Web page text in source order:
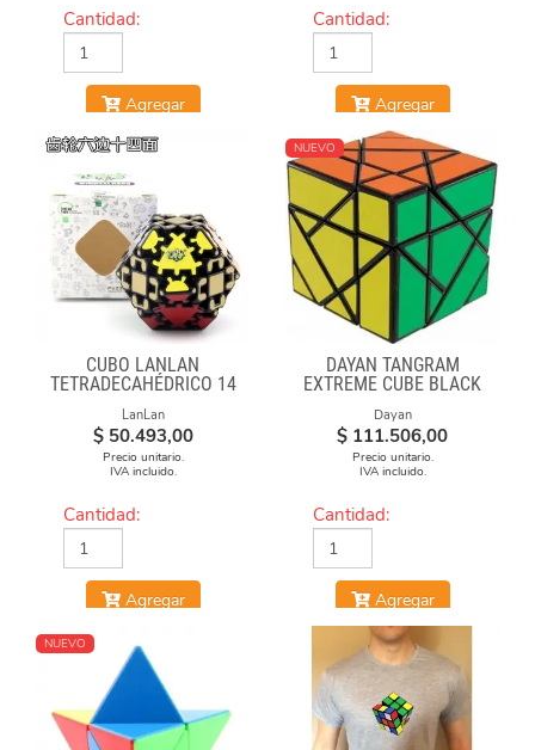
Cantidad:
Agregar
Cantidad:
Agregar
CUBO LANLAN
TETRADECAHÉDRICO 14
FACES GEAR CUBE
BLACK
LanLan
$ 50.493,00
Precio unitario.
IVA incluido.
Cantidad:
Agregar
NUEVO
DAYAN TANGRAM
EXTREME CUBE BLACK
Dayan
$ 111.506,00
Precio unitario.
IVA incluido.
Cantidad:
Agregar
NUEVO